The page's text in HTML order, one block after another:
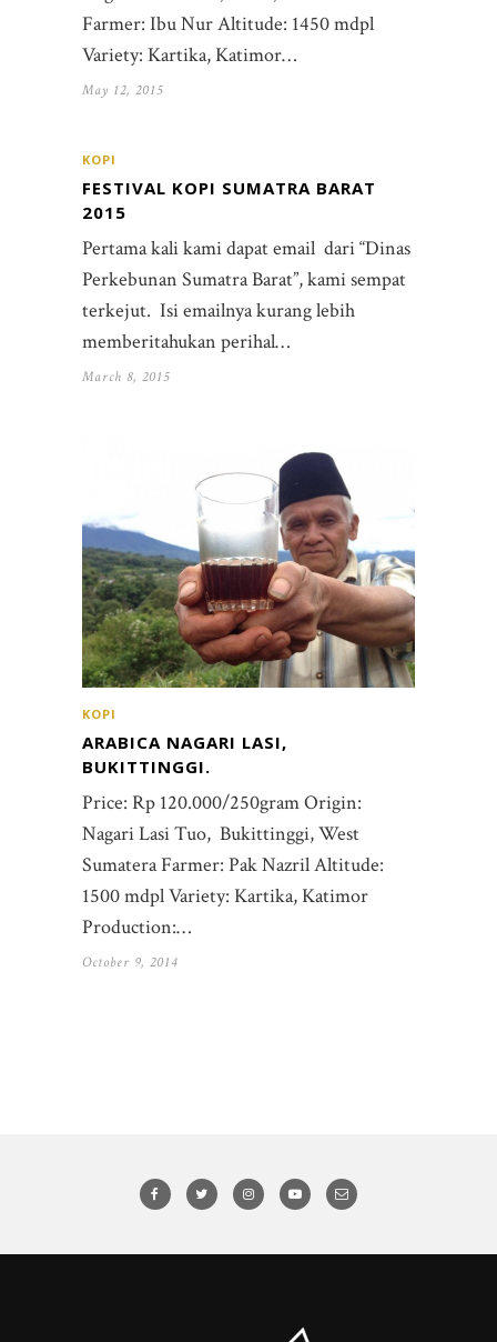
Farmer: Ibu Nur Altitude: 1450 mdpl
Variety: Kartika, Katimor…
May 12, 2015
KOPI
FESTIVAL KOPI SUMATRA BARAT
2015
Pertama kali kami dapat email dari “Dinas
Perkebunan Sumatra Barat”, kami sempat
terkejut. Isi emailnya kurang lebih
memberitahukan perihal…
March 8, 2015
KOPI
ARABICA NAGARI LASI,
BUKITTINGGI.
Price: Rp 120.000/250gram Origin:
Nagari Lasi Tuo, Bukittinggi, West
Sumatera Farmer: Pak Nazril Altitude:
1500 mdpl Variety: Kartika, Katimor
Production:…
October 9, 2014